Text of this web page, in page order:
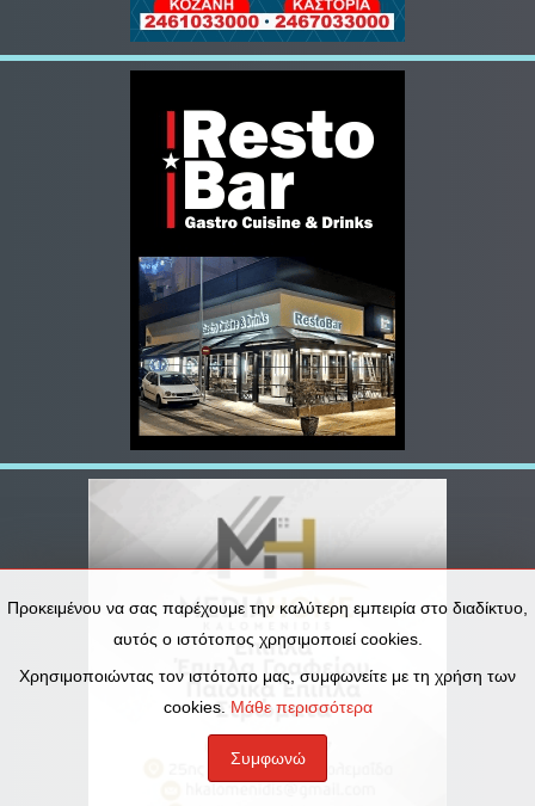
Προκειμένου να σας παρέχουμε την καλύτερη εμπειρία στο διαδίκτυο,
αυτός ο ιστότοπος χρησιμοποιεί cookies.
Χρησιμοποιώντας τον ιστότοπο μας, συμφωνείτε με τη χρήση των
cookies. Μάθε περισσότερα
Συμφωνώ